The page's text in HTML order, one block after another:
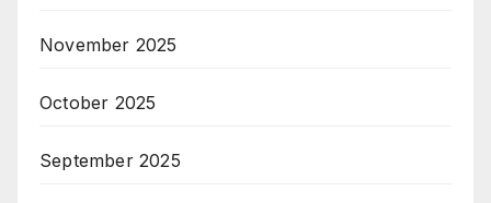
November 2025
October 2025
September 2025